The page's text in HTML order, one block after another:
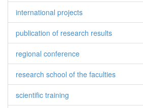
international projects
publication of research results
regional conference
research school of the faculties
scientific training